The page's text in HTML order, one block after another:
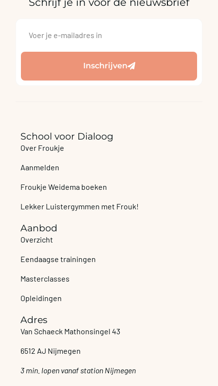
Inschrijven
School voor Dialoog
Over Froukje
Aanmelden
Froukje Weidema boeken
Lekker Luistergymmen met Frouk!
Aanbod
Overzicht
Eendaagse trainingen
Masterclasses
Opleidingen
Adres
Van Schaeck Mathonsingel 43
6512 AJ Nijmegen
3 min. lopen vanaf station Nijmegen